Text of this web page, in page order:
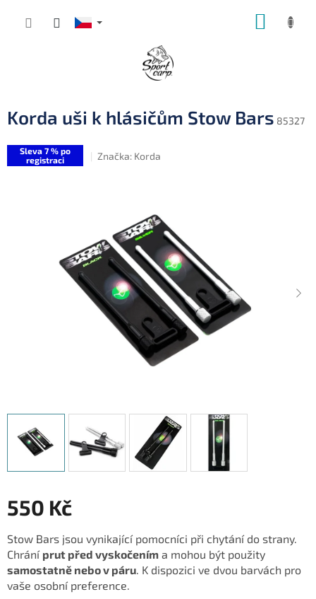
Korda uši k hlásičům Stow Bars 85327
Sleva 7 % po
registraci
Značka: Korda
550 Kč
cena:
Stow Bars jsou vynikající pomocníci při chytání do strany.
Chrání prut před vyskočením a mohou být použity
samostatně nebo v páru. K dispozici ve dvou barvách pro
vaše osobní preference.